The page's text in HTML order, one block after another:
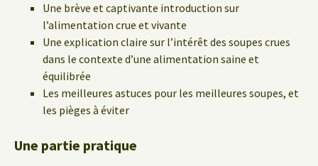
Une brève et captivante introduction sur
l’alimentation crue et vivante
Une explication claire sur l’intérêt des soupes crues
dans le contexte d’une alimentation saine et
équilibrée
Les meilleures astuces pour les meilleures soupes, et
les pièges à éviter
Une partie pratique